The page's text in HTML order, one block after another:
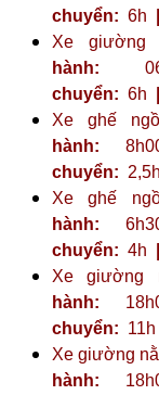
chuyển: 6h
Xe
hành:
chuyển: 6h
Xe ghế
hành:
chuyển: 2,5h
Xe ghế
hành:
chuyển: 4h
Xe giường
hành:
chuyển: 11h
Xe giường
hành: